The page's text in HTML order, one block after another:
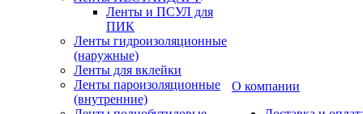
Ленты и ПСУЛ для
ПИК
Ленты гидроизоляционные
(наружные)
Ленты для вклейки
Ленты пароизоляционные
(внутренние)
О компании